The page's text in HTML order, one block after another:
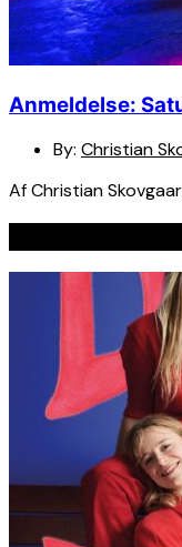
Anmeldelse:
By: Christian
Af Christian